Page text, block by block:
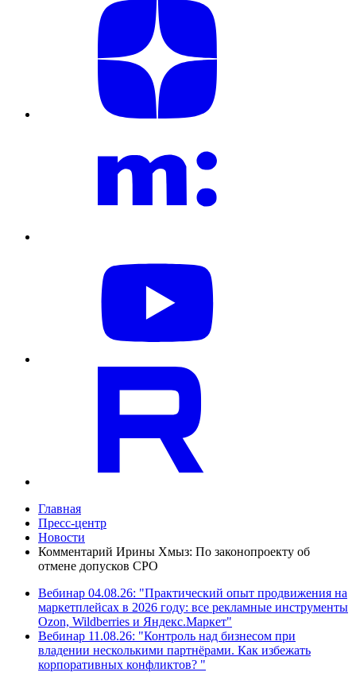
Главная
Пресс-центр
Новости
Комментарий Ирины Хмыз: По законопроекту об
отмене допусков СРО
Вебинар 04.08.26: "Практический опыт продвижения на
маркетплейсах в 2026 году: все рекламные инструменты
Ozon, Wildberries и Яндекс.Маркет"
Вебинар 11.08.26: "Контроль над бизнесом при
владении несколькими партнёрами. Как избежать
корпоративных конфликтов? "